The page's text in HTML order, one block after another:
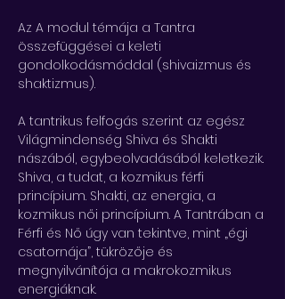
Az A modul témája a Tantra
összefüggései a keleti
gondolkodásmóddal (shivaizmus és
shaktizmus).
A tantrikus felfogás szerint az egész
Világmindenség Shiva és Shakti
nászából, egybeolvadásából keletkezik.
Shiva, a tudat, a kozmikus férfi
princípium. Shakti, az energia, a
kozmikus női princípium. A Tantrában a
Férfi és Nő úgy van tekintve, mint „égi
csatornája”, tükrözője és
megnyilvánítója a makrokozmikus
energiáknak.